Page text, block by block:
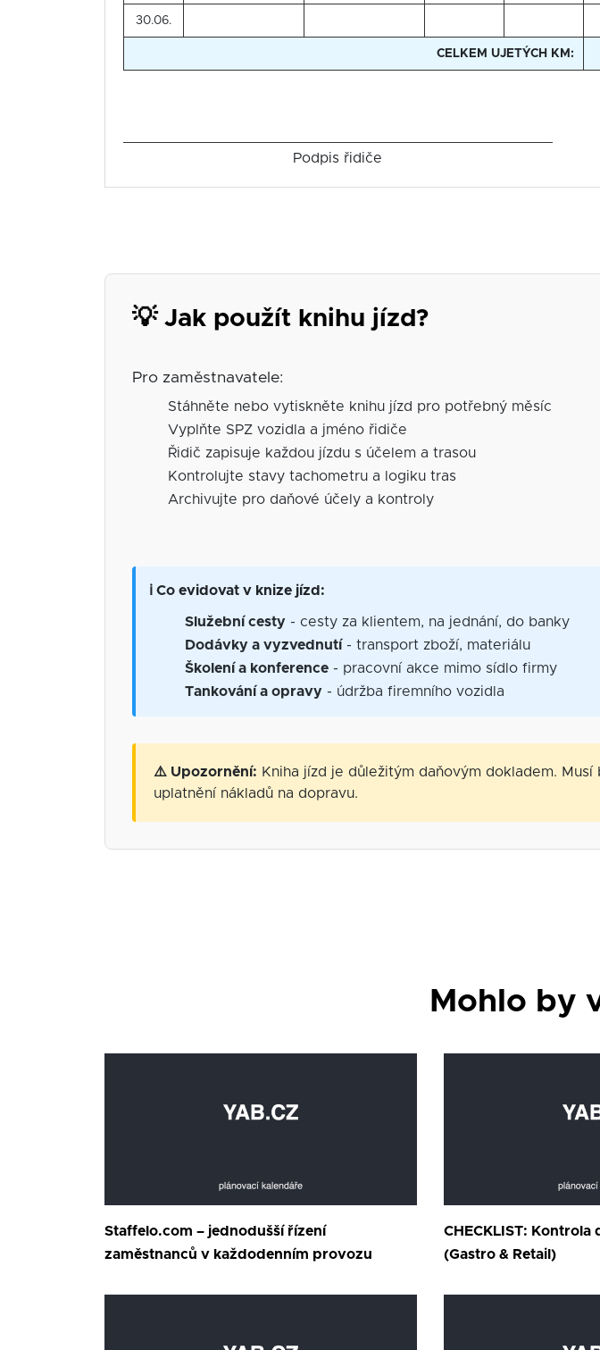
30.06.
CELKEM UJETÝCH KM:
Podpis řidiče
💡 Jak použít knihu jízd?
Pro zaměstnavatele:
Stáhněte nebo vytiskněte knihu jízd pro potřebný měsíc
Vyplňte SPZ vozidla a jméno řidiče
Řidič zapisuje každou jízdu s účelem a trasou
Kontrolujte stavy tachometru a logiku tras
Archivujte pro daňové účely a kontroly
ℹ️ Co evidovat v knize jízd:
Služební cesty - cesty za klientem, na jednání, do banky
Dodávky a vyzvednutí - transport zboží, materiálu
Školení a konference - pracovní akce mimo sídlo firmy
Tankování a opravy - údržba firemního vozidla
⚠️ Upozornění: Kniha jízd je důležitým daňovým dokladem.
uplatnění nákladů na dopravu.
Mohlo by
Staffelo.com – jednodušší řízení
zaměstnanců v každodenním provozu
CHECKLIST:
(Gastro & Retail)